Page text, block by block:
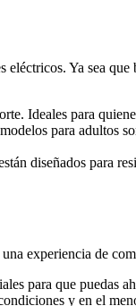
Ya sea
Ideales para
para adultos
diseñados para
experiencia de
para que puedas
y en el